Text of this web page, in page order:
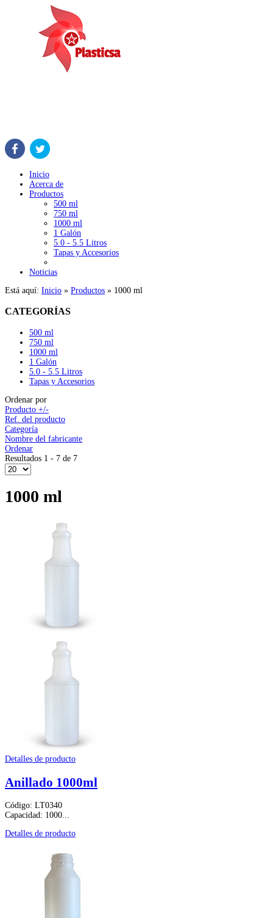
Inicio
Acerca de
Productos
500 ml
750 ml
1000 ml
1 Galón
5.0 - 5.5 Litros
Tapas y Accesorios
Noticias
Está aquí: Inicio » Productos » 1000 ml
CATEGORÍAS
500 ml
750 ml
1000 ml
1 Galón
5.0 - 5.5 Litros
Tapas y Accesorios
Ordenar por
Producto +/-
Ref. del producto
Categoría
Nombre del fabricante
Ordenar
Resultados 1 - 7 de 7
1000 ml
Detalles de producto
Anillado 1000ml
Código: LT0340
Capacidad: 1000...
Detalles de producto